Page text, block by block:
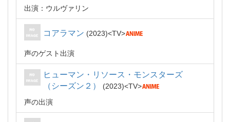
出演：ウルヴァリン
コアラマン 2023 TV
声のゲスト出演
ヒューマン・リソース・モンスターズ
（シーズン２）
2023
TV
声の出演